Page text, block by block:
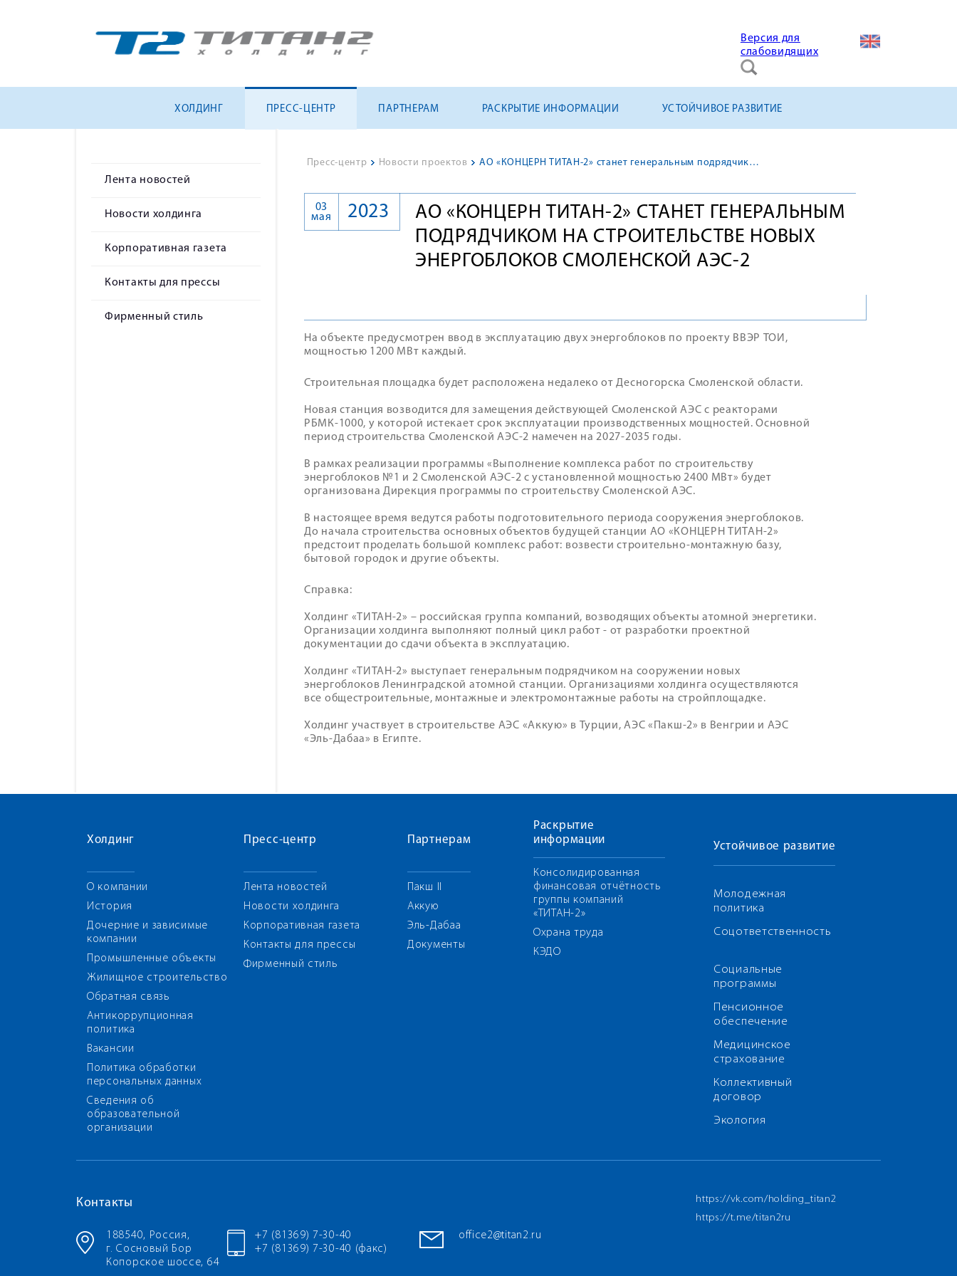
Версия для
слабовидящих
ХОЛДИНГ ПРЕСС-ЦЕНТР ПАРТНЕРАМ РАСКРЫТИЕ ИНФОРМАЦИИ УСТОЙЧИВОЕ РАЗВИТИЕ
Лента новостей
Новости холдинга
Корпоративная газета
Контакты для прессы
Фирменный стиль
Пресс-центр > Новости проектов > АО «КОНЦЕРН ТИТАН-2» станет генеральным подрядчиком на строительстве новых энергоблоков Смоленской АЭС-2
АО «КОНЦЕРН ТИТАН-2» СТАНЕТ ГЕНЕРАЛЬНЫМ
ПОДРЯДЧИКОМ НА СТРОИТЕЛЬСТВЕ НОВЫХ
ЭНЕРГОБЛОКОВ СМОЛЕНСКОЙ АЭС-2
03
мая
2023
На объекте предусмотрен ввод в эксплуатацию двух энергоблоков по проекту ВВЭР ТОИ,
мощностью 1200 МВт каждый.
Строительная площадка будет расположена недалеко от Десногорска Смоленской области.
Новая станция возводится для замещения действующей Смоленской АЭС с реакторами
РБМК-1000, у которой истекает срок эксплуатации производственных мощностей. Основной
период строительства Смоленской АЭС-2 намечен на 2027-2035 годы.
В рамках реализации программы «Выполнение комплекса работ по строительству
энергоблоков №1 и 2 Смоленской АЭС-2 с установленной мощностью 2400 МВт» будет
организована Дирекция программы по строительству Смоленской АЭС.
В настоящее время ведутся работы подготовительного периода сооружения энергоблоков.
До начала строительства основных объектов будущей станции АО «КОНЦЕРН ТИТАН-2»
предстоит проделать большой комплекс работ: возвести строительно-монтажную базу,
бытовой городок и другие объекты.
Справка:
Холдинг «ТИТАН-2» – российская группа компаний, возводящих объекты атомной энергетики.
Организации холдинга выполняют полный цикл работ - от разработки проектной
документации до сдачи объекта в эксплуатацию.
Холдинг «ТИТАН-2» выступает генеральным подрядчиком на сооружении новых
энергоблоков Ленинградской атомной станции. Организациями холдинга осуществляются
все общестроительные, монтажные и электромонтажные работы на стройплощадке.
Холдинг участвует в строительстве АЭС «Аккую» в Турции, АЭС «Пакш-2» в Венгрии и АЭС
«Эль-Дабаа» в Египте.
Холдинг
О компании
История
Дочерние и зависимые
компании
Промышленные объекты
Жилищное строительство
Обратная связь
Антикоррупционная
политика
Вакансии
Политика обработки
персональных данных
Сведения об
образовательной
организации
Пресс-центр
Лента новостей
Новости холдинга
Корпоративная газета
Контакты для прессы
Фирменный стиль
Партнерам
Пакш II
Аккую
Эль-Дабаа
Документы
Раскрытие
информации
Консолидированная
финансовая отчётность
группы компаний
«ТИТАН-2»
Охрана труда
КЭДО
Устойчивое развитие
Молодежная
политика
Соцответственность
Социальные
программы
Пенсионное
обеспечение
Медицинское
страхование
Коллективный
договор
Экология
Контакты
188540, Россия,
г. Сосновый Бор
Копорское шоссе, 64
+7 (81369) 7-30-40
+7 (81369) 7-30-40 (факс)
office2@titan2.ru
https://vk.com/holding_titan2
https://t.me/titan2ru